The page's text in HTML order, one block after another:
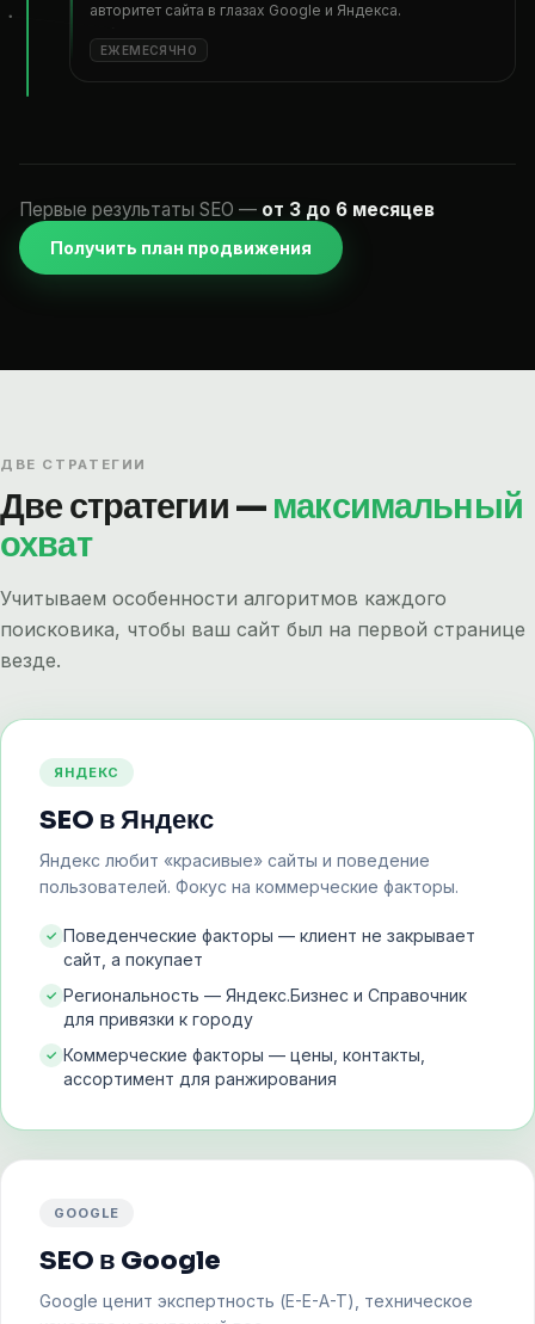
авторитет сайта в глазах Google и Яндекса.
ЕЖЕМЕСЯЧНО
Первые результаты SEO — от 3 до 6 месяцев
Получить план продвижения
ДВЕ СТРАТЕГИИ
Две стратегии —максимальный
охват
Учитываем особенности алгоритмов каждого
поисковика, чтобы ваш сайт был на первой странице
везде.
ЯНДЕКС
SEO в Яндекс
Яндекс любит «красивые» сайты и поведение
пользователей. Фокус на коммерческие факторы.
Поведенческие факторы — клиент не закрывает
сайт, а покупает
Региональность — Яндекс.Бизнес и Справочник
для привязки к городу
Коммерческие факторы — цены, контакты,
ассортимент для ранжирования
GOOGLE
SEO в Google
Google ценит экспертность (E-E-A-T), техническое